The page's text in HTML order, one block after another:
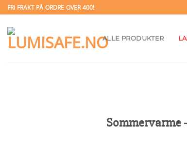
Skip
to
content
FRI FRAKT PÅ ORDRE OVER 400!
ALLE PRODUKTER
Sommervarme